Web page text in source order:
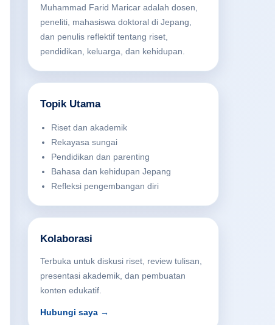
Muhammad Farid Maricar adalah dosen,
peneliti, mahasiswa doktoral di Jepang,
dan penulis reflektif tentang riset,
pendidikan, keluarga, dan kehidupan.
Topik Utama
Riset dan akademik
Rekayasa sungai
Pendidikan dan parenting
Bahasa dan kehidupan Jepang
Refleksi pengembangan diri
Kolaborasi
Terbuka untuk diskusi riset, review tulisan,
presentasi akademik, dan pembuatan
konten edukatif.
Hubungi saya →